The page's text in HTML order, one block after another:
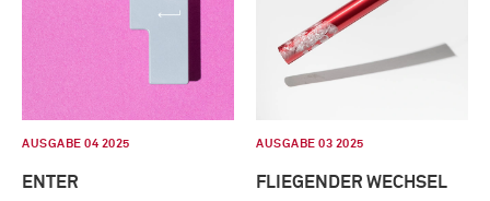
AUSGABE 04 2025
ENTER
AUSGABE 03 2025
FLIEGENDER WECHSEL